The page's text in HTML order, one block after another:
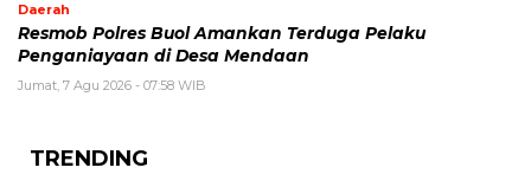
Daerah
Resmob Polres Buol Amankan Terduga Pelaku
Penganiayaan di Desa Mendaan
Jumat, 7 Agu 2026 - 07:58 WIB
TRENDING